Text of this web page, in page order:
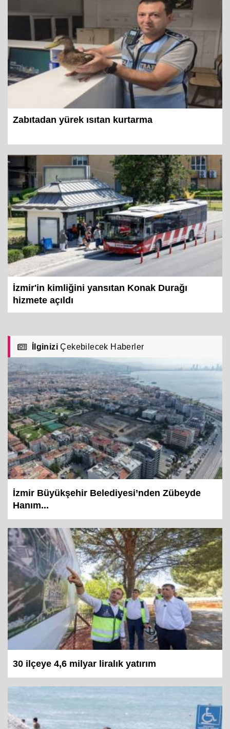
Zabıtadan yürek ısıtan kurtarma
İzmir'in kimliğini yansıtan Konak Durağı
hizmete açıldı
İlginizi Çekebilecek Haberler
İzmir Büyükşehir Belediyesi’nden Zübeyde
Hanım...
30 ilçeye 4,6 milyar liralık yatırım